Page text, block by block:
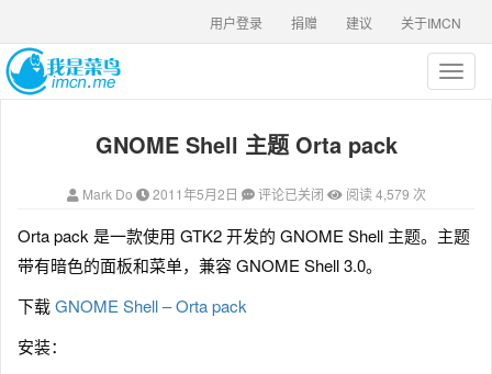
关于IMCN
建议
捐赠
用户登录
T
o
a
v
GNOME Shell 主题 Orta pack
Mark Do 2011年5月2日 评论已关闭 阅读 4,579 次
Orta pack 是一款使用 GTK2 开发的 GNOME Shell 主题。主题
带有暗色的面板和菜单，兼容 GNOME Shell 3.0。
下载GNOME Shell – Orta pack
安装：